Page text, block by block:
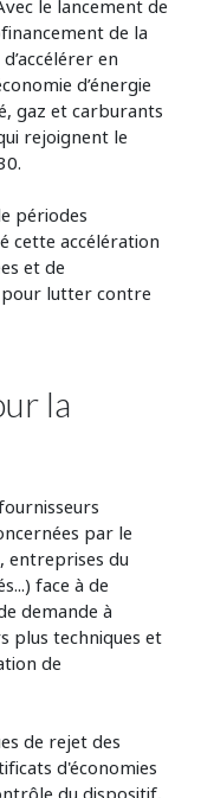
le lancement de
de la
en
d’énergie
gaz et carburants
rejoignent le
périodes
cette accélération
et de
pour lutter contre
la
par le
entreprises du
face à de
demande à
plus techniques et
de
de rejet des
d'économies